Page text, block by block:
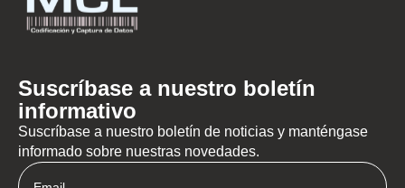
Suscríbase a nuestro boletín
informativo
Suscríbase a nuestro boletín de noticias y manténgase
informado sobre nuestras novedades.